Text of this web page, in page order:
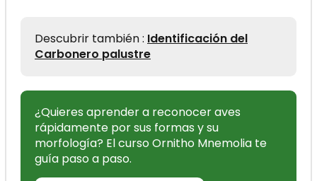
Descubrir también : Identificación del
Carbonero palustre
¿Quieres aprender a reconocer aves
rápidamente por sus formas y su
morfología? El curso Ornitho Mnemolia te
guía paso a paso.